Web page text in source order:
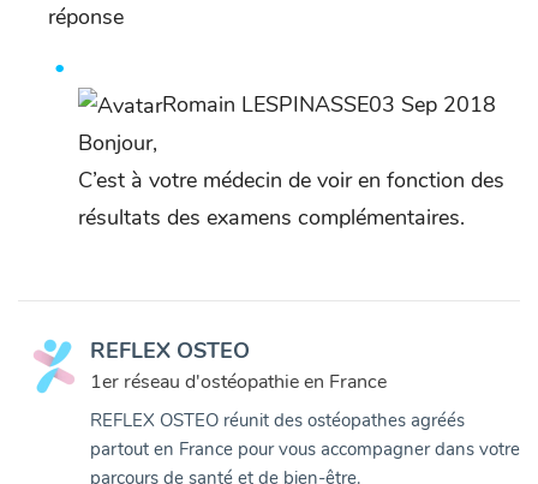
réponse
Romain LESPINASSE03 Sep 2018
Bonjour,
C’est à votre médecin de voir en fonction des
résultats des examens complémentaires.
REFLEX OSTEO
1er réseau d'ostéopathie en France
REFLEX OSTEO réunit des ostéopathes agréés
partout en France pour vous accompagner dans votre
parcours de santé et de bien-être.